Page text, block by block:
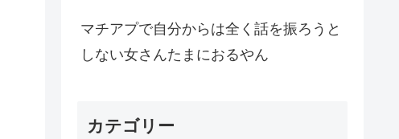
マチアプで自分からは全く話を振ろうと
しない女さんたまにおるやん
カテゴリー